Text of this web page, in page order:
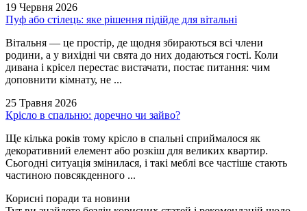
19 Червня 2026
Пуф або стілець: яке рішення підійде для вітальні
Вітальня — це простір, де щодня збираються всі члени
родини, а у вихідні чи свята до них додаються гості. Коли
дивана і крісел перестає вистачати, постає питання: чим
доповнити кімнату, не ...
25 Травня 2026
Крісло в спальню: доречно чи зайво?
Ще кілька років тому крісло в спальні сприймалося як
декоративний елемент або розкіш для великих квартир.
Сьогодні ситуація змінилася, і такі меблі все частіше стають
частиною повсякденного ...
Корисні поради та новини